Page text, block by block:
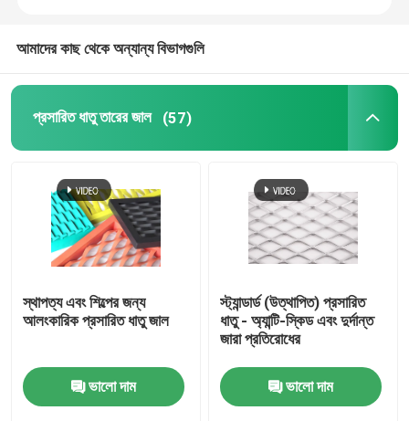
ধাতু পরিবাহক বেল্ট
ফিল্টার স্ক্রিন মেশ
গ্যাবিয়ন ঝুড়ি
রেজার কাঁটাতার
আমাদের কাছ থেকে অন্যান্য বিভাগগুলি
প্রসারিত ধাতু তারের জাল (57)
স্থাপত্য এবং শিল্পের জন্য
আলংকারিক প্রসারিত ধাতু জাল
ভালো দাম
স্ট্যান্ডার্ড (উত্থাপিত) প্রসারিত
ধাতু - অ্যান্টি-স্কিড এবং দুর্দান্ত
জারা প্রতিরোধের
ভালো দাম